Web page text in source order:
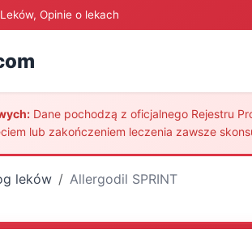
Opinie o lekach
Dane pochodzą z oficjalnego Rejestru
lub zakończeniem leczenia zawsze
leków Allergodil SPRINT